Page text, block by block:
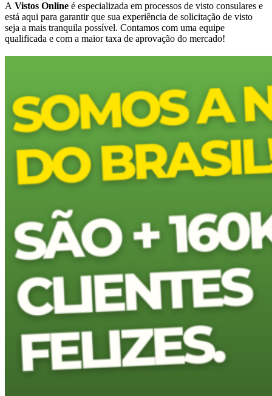
A Vistos Online é especializada em processos de visto consulares e
está aqui para garantir que sua experiência de solicitação de visto
seja a mais tranquila possível. Contamos com uma equipe
qualificada e com a maior taxa de aprovação do mercado!